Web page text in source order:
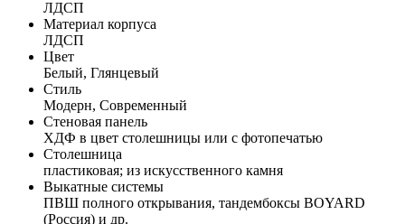
ЛДСП
Материал корпуса
ЛДСП
Цвет
Белый, Глянцевый
Стиль
Модерн, Современный
Стеновая панель
ХДФ в цвет столешницы или с фотопечатью
Столешница
пластиковая; из искусственного камня
Выкатные системы
ПВШ полного открывания, тандембоксы BOYARD
(Россия) и др.